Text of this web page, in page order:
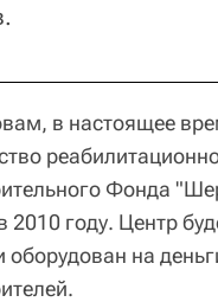
в настоящее
Фонда
2010 году. Центр
оборудован на